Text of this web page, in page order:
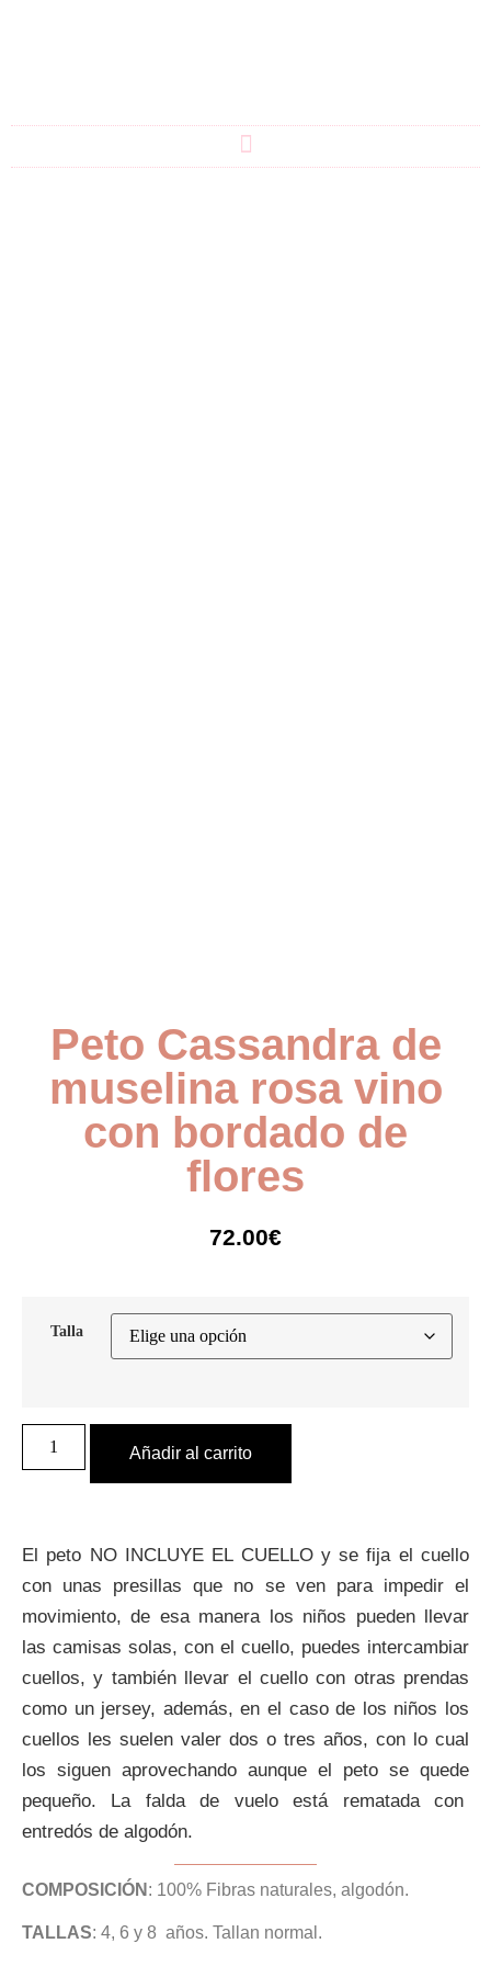
Peto Cassandra de
muselina rosa vino
con bordado de
flores
72.00€
Talla
Añadir al carrito
El peto NO INCLUYE EL CUELLO y se fija el cuello
con unas presillas que no se ven para impedir el
movimiento, de esa manera los niños pueden llevar
las camisas solas, con el cuello, puedes intercambiar
cuellos, y también llevar el cuello con otras prendas
como un jersey, además, en el caso de los niños los
cuellos les suelen valer dos o tres años, con lo cual
los siguen aprovechando aunque el peto se quede
pequeño. La falda de vuelo está rematada con
entredós de algodón.
COMPOSICIÓN : 100% Fibras naturales, algodón.
TALLAS: 4, 6 y 8 años. Tallan normal.